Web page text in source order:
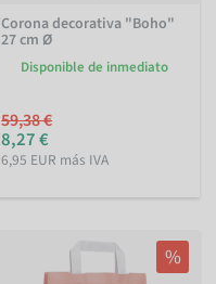
Corona decorativa "Boho"
27 cm Ø
Disponible de inmediato
59,38 €
8,27 €
6,95 EUR más IVA
%